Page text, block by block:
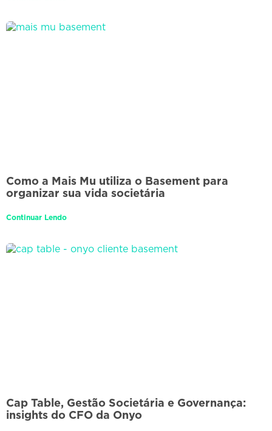
Como a Mais Mu utiliza o Basement para
organizar sua vida societária
Continuar Lendo
Cap Table, Gestão Societária e Governança:
insights do CFO da Onyo